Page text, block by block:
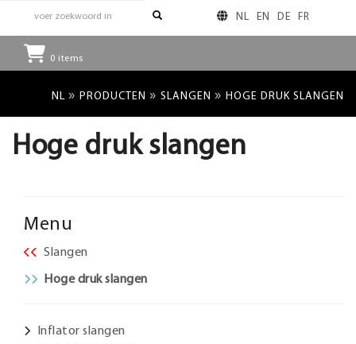
NL EN DE FR
0 items
NL » PRODUCTEN » SLANGEN » HOGE DRUK SLANGEN
Hoge druk slangen
Menu
Slangen
Hoge druk slangen
Inflator slangen